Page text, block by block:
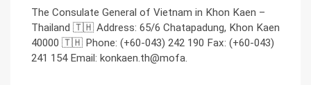
The Consulate General of Vietnam in Khon Kaen –
Thailand 🇹🇭 Address: 65/6 Chatapadung, Khon Kaen
40000 🇹🇭 Phone: (+60-043) 242 190 Fax: (+60-043)
241 154 Email: konkaen.th@mofa.